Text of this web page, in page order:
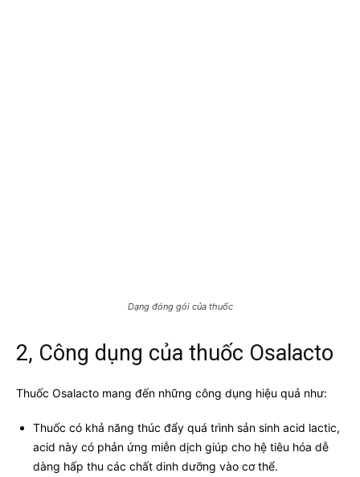
Dạng đóng gói của thuốc
2, Công dụng của thuốc Osalacto
Thuốc Osalacto mang đến những công dụng hiệu quả như:
Thuốc có khả năng thúc đẩy quá trình sản sinh acid lactic,
acid này có phản ứng miễn dịch giúp cho hệ tiêu hóa dễ
dàng hấp thu các chất dinh dưỡng vào cơ thể.